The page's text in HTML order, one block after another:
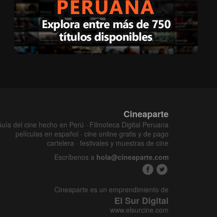
Cineaparte
del cine hecho en Perú · Filmoteca Digital Peruana
películas en español · cine online gratis y de pago
cartelera · festivales y muestras de cine
Escríbenos a hola@cineaparte.com
Cineaparte es un emprendimiento de
El Sur Digital
www.elsurcine.com